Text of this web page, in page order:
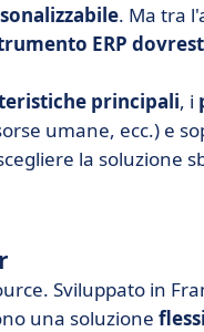
intuitiva?
deve essere un
. Ma tra
ERP
principali, i
umane, ecc.) e
la soluzione
Sviluppato in
una soluzione